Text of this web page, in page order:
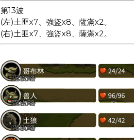
第13波
(左)土匪x7、強盜x8、薩滿x2。
(右)土匪x7、強盜x8、薩滿x2。